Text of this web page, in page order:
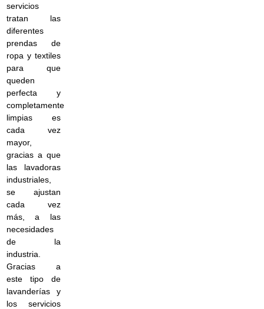
servicios
tratan las
diferentes
prendas de
ropa y textiles
para que
queden
perfecta y
completamente
limpias es
cada vez
mayor,
gracias a que
las lavadoras
industriales,
se ajustan
cada vez
más, a las
necesidades
de la
industria.
Gracias a
este tipo de
lavanderías y
los servicios